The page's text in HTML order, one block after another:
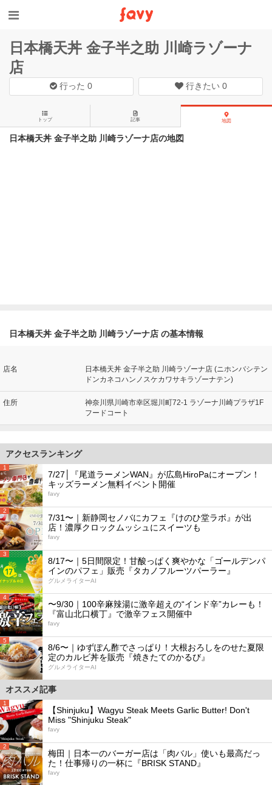
日本橋天丼 金子半之助 川崎ラゾーナ
店
行った0 行きたい 0
トップ 記事 地図
日本橋天丼 金子半之助 川崎ラゾーナ店の地図
日本橋天丼 金子半之助 川崎ラゾーナ店 の基本情報
店名
日本橋天丼 金子半之助 川崎ラゾーナ店 (ニホンバシテン
ドンカネコハンノスケカワサキラゾーナテン)
住所
神奈川県川崎市幸区堀川町72-1 ラゾーナ川崎プラザ1F
フードコート
アクセスランキング
1
7/27│『尾道ラーメンWAN』が広島HiroPaにオープン！
キッズラーメン無料イベント開催
favy
2
7/31〜｜新静岡セノバにカフェ『けのひ堂ラボ』が出
店！濃厚クロックムッシュにスイーツも
favy
3
8/17〜｜5日間限定！甘酸っぱく爽やかな「ゴールデンパ
インのパフェ」販売『タカノフルーツパーラー』
グルメライターAI
4
〜9/30｜100辛麻辣湯に激辛超えの“インド辛”カレーも！
『富山北口横丁』で激辛フェス開催中
favy
5
8/6〜｜ゆずぽん酢でさっぱり！大根おろしをのせた夏限
定のカルビ丼を販売『焼きたてのかるび』
グルメライターAI
オススメ記事
1
【Shinjuku】Wagyu Steak Meets Garlic Butter! Don't
Miss "Shinjuku Steak"
favy
2
梅田｜日本一のバーガー店は「肉バル」使いも最高だっ
た！仕事帰りの一杯に『BRISK STAND』
favy